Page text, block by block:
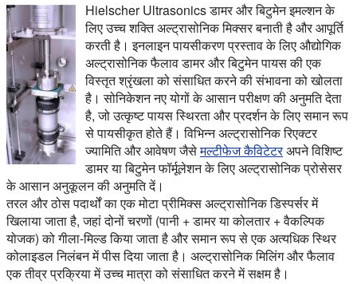
Hielscher Ultrasonics डामर और बिटुमेन इमल्शन के
लिए उच्च शक्ति अल्ट्रासोनिक मिक्सर बनाती है और आपूर्ति
करती है। इनलाइन पायसीकरण प्रस्ताव के लिए औद्योगिक
अल्ट्रासोनिक फैलाव डामर और बिटुमेन पायस की एक
विस्तृत श्रृंखला को संसाधित करने की संभावना को खोलता
है। सोनिकेशन नए योगों के आसान परीक्षण की अनुमति देता
है, जो उत्कृष्ट पायस स्थिरता और प्रदर्शन के लिए समान रूप
से पायसीकृत होते हैं। विभिन्न अल्ट्रासोनिक रिएक्टर
ज्यामिति और आवेषण जैसेमल्टीफेज कैविटेटरअपने विशिष्ट
डामर या बिटुमेन फॉर्मूलेशन के लिए अल्ट्रासोनिक प्रोसेसर
के आसान अनुकूलन की अनुमति दें।
तरल और ठोस पदार्थों का एक मोटा प्रीमिक्स अल्ट्रासोनिक डिस्पर्सर में
खिलाया जाता है, जहां दोनों चरणों (पानी + डामर या कोलतार + वैकल्पिक
योजक) को गीला-मिल्ड किया जाता है और समान रूप से एक अत्यधिक स्थिर
कोलाइडल निलंबन में पीस दिया जाता है। अल्ट्रासोनिक मिलिंग और फैलाव
एक तीव्र प्रक्रिया में उच्च मात्रा को संसाधित करने में सक्षम है।